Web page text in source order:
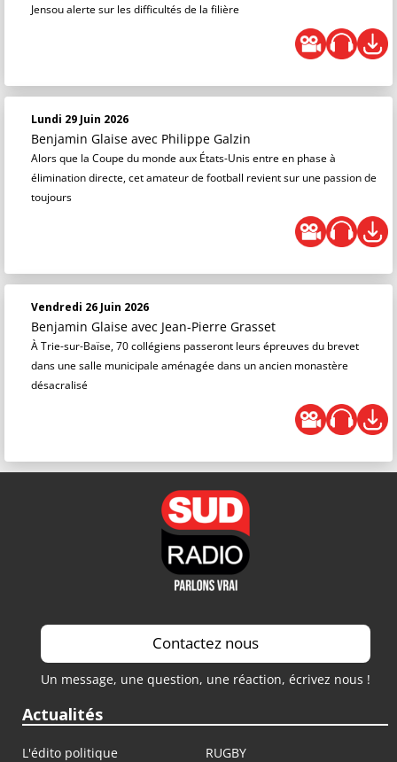
Jensou alerte sur les difficultés de la filière
Lundi 29 Juin 2026
Benjamin Glaise avec Philippe Galzin
Alors que la Coupe du monde aux États-Unis entre en phase à
élimination directe, cet amateur de football revient sur une passion de
toujours
Vendredi 26 Juin 2026
Benjamin Glaise avec Jean-Pierre Grasset
À Trie-sur-Baïse, 70 collégiens passeront leurs épreuves du brevet
dans une salle municipale aménagée dans un ancien monastère
désacralisé
Contactez nous
Un message, une question, une réaction, écrivez nous !
Actualités
L'édito politique
RUGBY